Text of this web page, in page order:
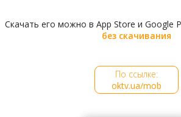
Скачать его можно в App Store и Google
без скачивания
По ссылке:
oktv.ua/mob